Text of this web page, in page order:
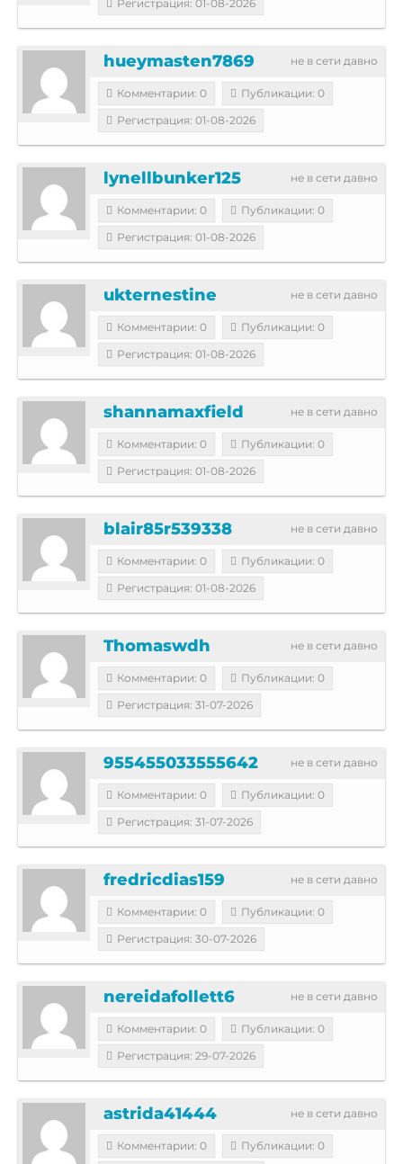
Регистрация: 01-08-2026
не в сети давно
hueymasten7869
Комментарии: 0
Публикации: 0
Регистрация: 01-08-2026
не в сети давно
lynellbunker125
Комментарии: 0
Публикации: 0
Регистрация: 01-08-2026
не в сети давно
ukternestine
Комментарии: 0
Публикации: 0
Регистрация: 01-08-2026
не в сети давно
shannamaxfield
Комментарии: 0
Публикации: 0
Регистрация: 01-08-2026
не в сети давно
blair85r539338
Комментарии: 0
Публикации: 0
Регистрация: 01-08-2026
не в сети давно
Thomaswdh
Комментарии: 0
Публикации: 0
Регистрация: 31-07-2026
не в сети давно
955455033555642
Комментарии: 0
Публикации: 0
Регистрация: 31-07-2026
не в сети давно
fredricdias159
Комментарии: 0
Публикации: 0
Регистрация: 30-07-2026
не в сети давно
nereidafollett6
Комментарии: 0
Публикации: 0
Регистрация: 29-07-2026
не в сети давно
astrida41444
Комментарии: 0
Публикации: 0